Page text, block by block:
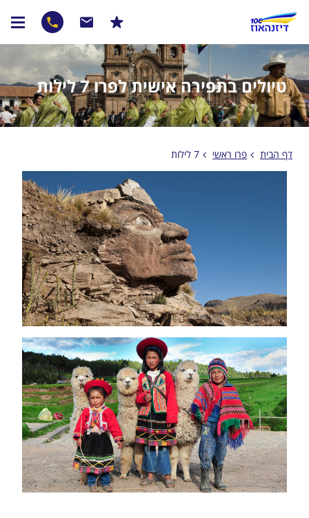
טיולים בתפירה אישית לפרו 7 לילות
דף הבית פרו ראשי 7 לילות